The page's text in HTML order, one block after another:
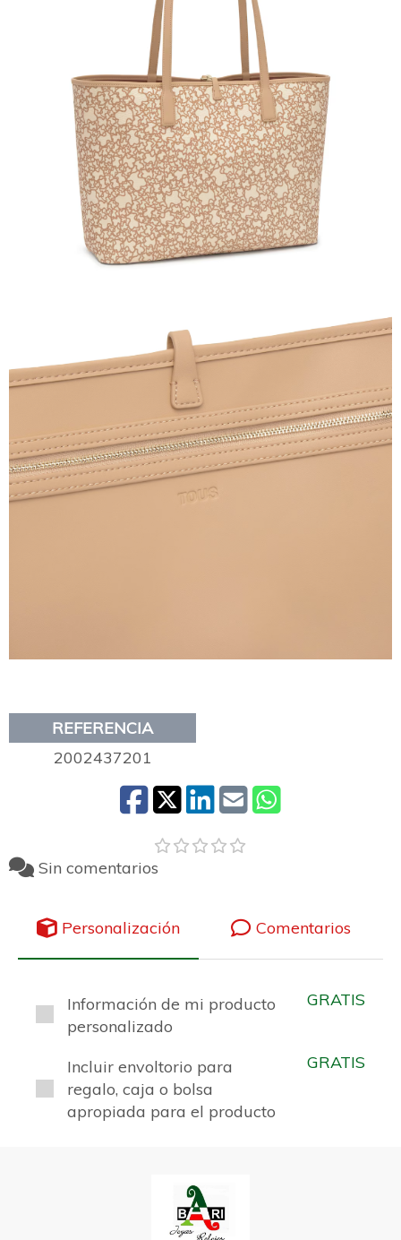
REFERENCIA
2002437201
Sin comentarios
Personalización Comentarios
Información de mi producto
personalizado
GRATIS
Incluir envoltorio para
regalo, caja o bolsa
apropiada para el producto
GRATIS